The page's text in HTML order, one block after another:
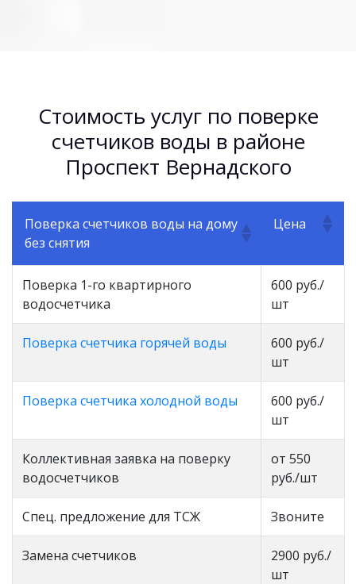
Стоимость услуг по поверке
счетчиков воды в районе
Проспект Вернадского
Поверка счетчиков воды на дому
без снятия
Цена
Поверка 1-го квартирного
водосчетчика
600 руб./
шт
Поверка счетчика горячей воды
600 руб./
шт
Поверка счетчика холодной воды
600 руб./
шт
Коллективная заявка на поверку
водосчетчиков
от 550
руб./шт
Спец. предложение для ТСЖ Звоните
Замена счетчиков
2900 руб./
шт